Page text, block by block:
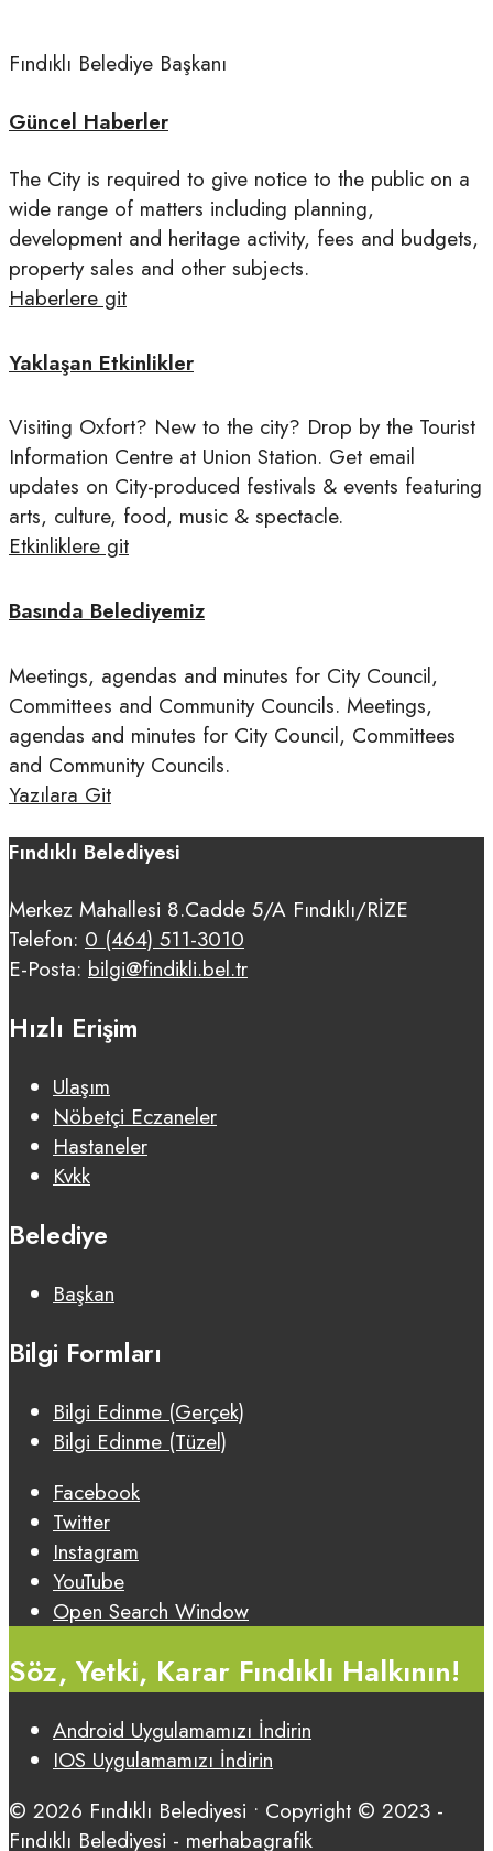
Fındıklı Belediye Başkanı
Güncel Haberler
The City is required to give notice to the public on a
wide range of matters including planning,
development and heritage activity, fees and budgets,
property sales and other subjects.
Haberlere git
Yaklaşan Etkinlikler
Visiting Oxfort? New to the city? Drop by the Tourist
Information Centre at Union Station. Get email
updates on City-produced festivals & events featuring
arts, culture, food, music & spectacle.
Etkinliklere git
Basında Belediyemiz
Meetings, agendas and minutes for City Council,
Committees and Community Councils. Meetings,
agendas and minutes for City Council, Committees
and Community Councils.
Yazılara Git
Fındıklı Belediyesi
Merkez Mahallesi 8.Cadde 5/A Fındıklı/RİZE
Telefon: 0 (464) 511-3010
E-Posta: bilgi@findikli.bel.tr
Hızlı Erişim
Ulaşım
Nöbetçi Eczaneler
Hastaneler
Kvkk
Belediye
Başkan
Bilgi Formları
Bilgi Edinme (Gerçek)
Bilgi Edinme (Tüzel)
Facebook
Twitter
Instagram
YouTube
Open Search Window
Söz, Yetki, Karar Fındıklı Halkının!
Android Uygulamamızı İndirin
IOS Uygulamamızı İndirin
© 2026 Fındıklı Belediyesi • Copyright © 2023 -
Fındıklı Belediyesi - merhabagrafik